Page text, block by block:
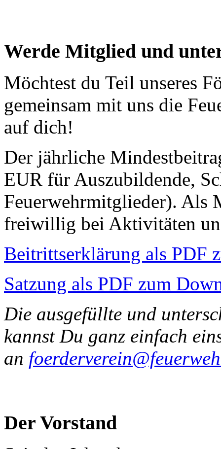
Werde Mitglied und
Möchtest du Teil unseres
gemeinsam mit uns die
auf dich!
Der jährliche
EUR für Auszubildende,
Feuerwehrmitglieder). Als
freiwillig bei Aktivitäten
Beitrittserklärung als PDF
Satzung als PDF zum
Die ausgefüllte und
kannst Du ganz einfach
an
Der Vorstand